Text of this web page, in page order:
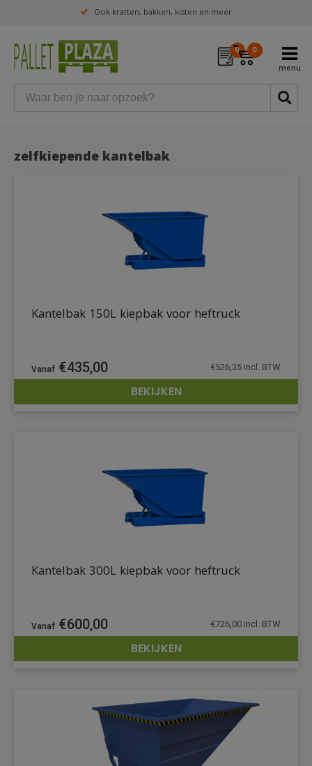
Ook kratten, bakken, kisten en meer
0 0
zelfkiepende kantelbak
DETAILS
Kantelbak 150L kiepbak voor heftruck
€435,00 €526,35 incl. BTW
BEKIJKEN
DETAILS
Kantelbak 300L kiepbak voor heftruck
€600,00 €726,00 incl. BTW
BEKIJKEN